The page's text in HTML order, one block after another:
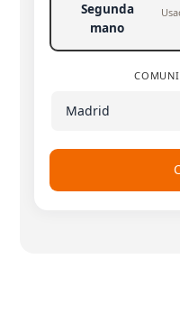
Segunda
mano